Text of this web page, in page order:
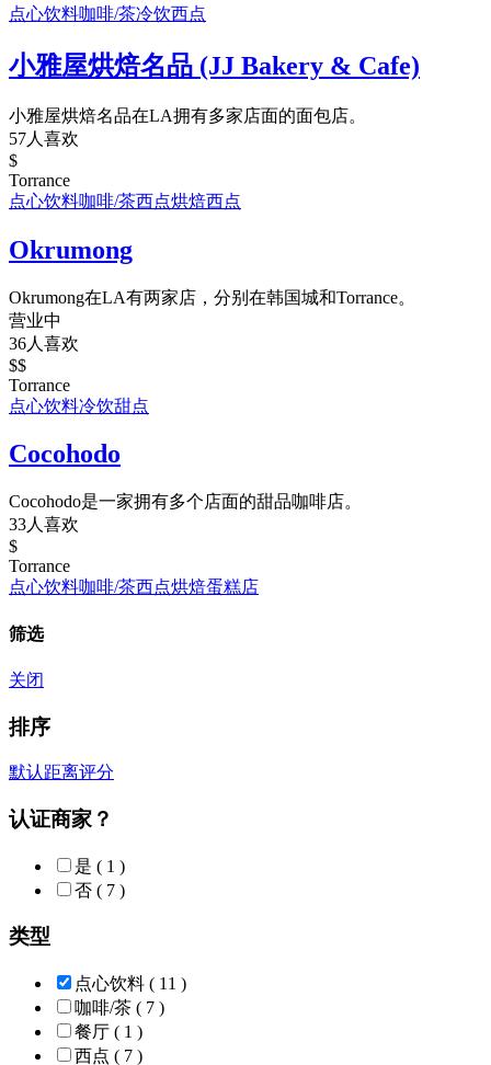
点心饮料咖啡/茶冷饮西点
小雅屋烘焙名品 (JJ Bakery & Cafe)
小雅屋烘焙名品在LA拥有多家店面的面包店。
57人喜欢
$
Torrance
点心饮料咖啡/茶西点烘焙西点
Okrumong
Okrumong在LA有两家店，分别在韩国城和Torrance。
营业中
36人喜欢
$$
Torrance
点心饮料冷饮甜点
Cocohodo
Cocohodo是一家拥有多个店面的甜品咖啡店。
33人喜欢
$
Torrance
点心饮料咖啡/茶西点烘焙蛋糕店
筛选
关闭
排序
默认距离评分
认证商家？
是 ( 1 )
否 ( 7 )
类型
点心饮料 ( 11 )
咖啡/茶 ( 7 )
餐厅 ( 1 )
西点 ( 7 )